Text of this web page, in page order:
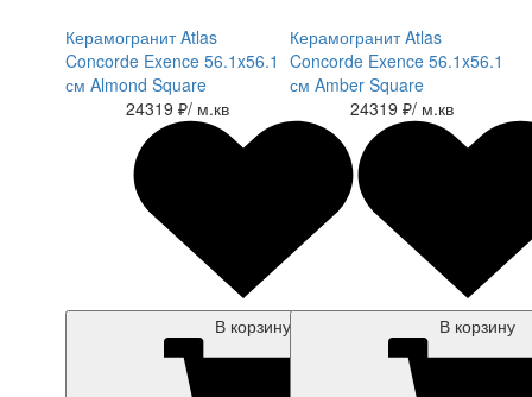
Керамогранит Atlas
Concorde Exence 56.1x56.1
см Almond Square
24319 ₽/ м.кв
В корзину
Керамогранит Atlas
Concorde Exence 56.1x56.1
см Amber Square
24319 ₽/ м.кв
В корзину